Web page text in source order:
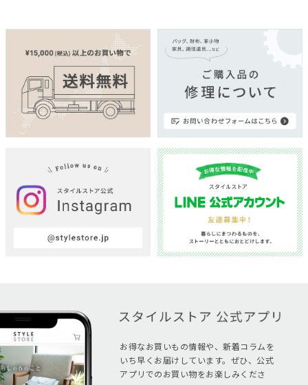
お得なお買いもの情報や、新着コラムを
いち早くお届けしています。ぜひ、公式
アプリでのお買い物をお楽しみくださ